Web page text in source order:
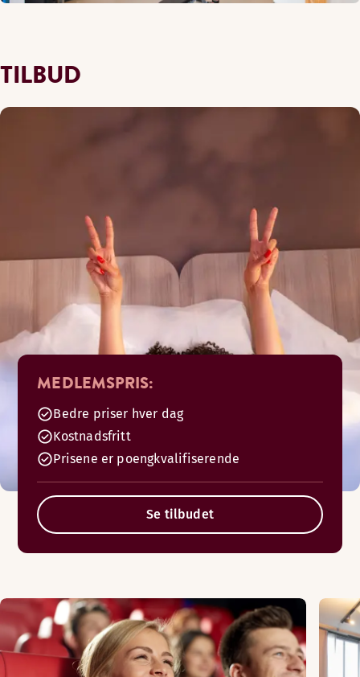
TILBUD
MEDLEMSPRIS:
Bedre priser hver dag
Kostnadsfritt
Prisene er poengkvalifiserende
Se tilbudet